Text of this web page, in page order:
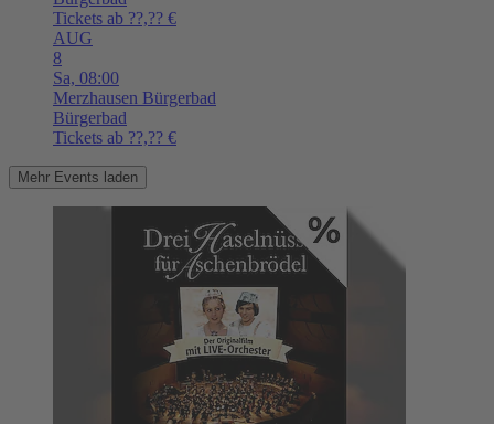
Tickets ab ??,?? €
AUG
8
Sa, 08:00
Merzhausen Bürgerbad
Bürgerbad
Tickets ab ??,?? €
Mehr Events laden